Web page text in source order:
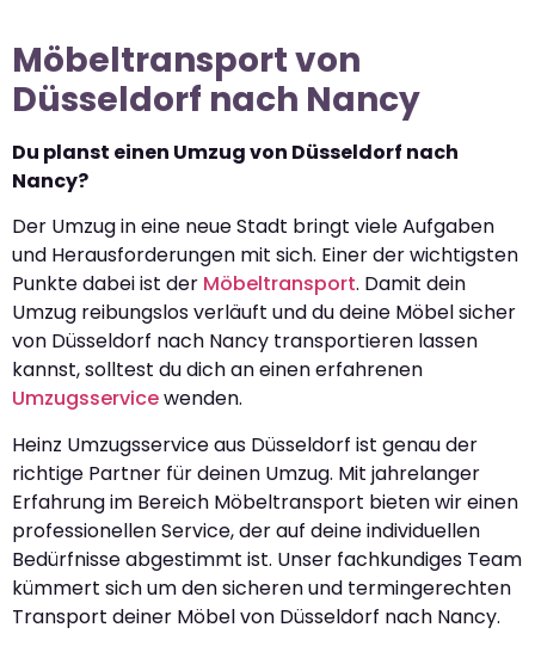
Möbeltransport von
Düsseldorf nach Nancy
Du planst einen Umzug von Düsseldorf nach
Nancy?
Der Umzug in eine neue Stadt bringt viele Aufgaben
und Herausforderungen mit sich. Einer der wichtigsten
Punkte dabei ist der Möbeltransport. Damit dein
Umzug reibungslos verläuft und du deine Möbel sicher
von Düsseldorf nach Nancy transportieren lassen
kannst, solltest du dich an einen erfahrenen
Umzugsservicewenden.
Heinz Umzugsservice aus Düsseldorf ist genau der
richtige Partner für deinen Umzug. Mit jahrelanger
Erfahrung im Bereich Möbeltransport bieten wir einen
professionellen Service, der auf deine individuellen
Bedürfnisse abgestimmt ist. Unser fachkundiges Team
kümmert sich um den sicheren und termingerechten
Transport deiner Möbel von Düsseldorf nach Nancy.